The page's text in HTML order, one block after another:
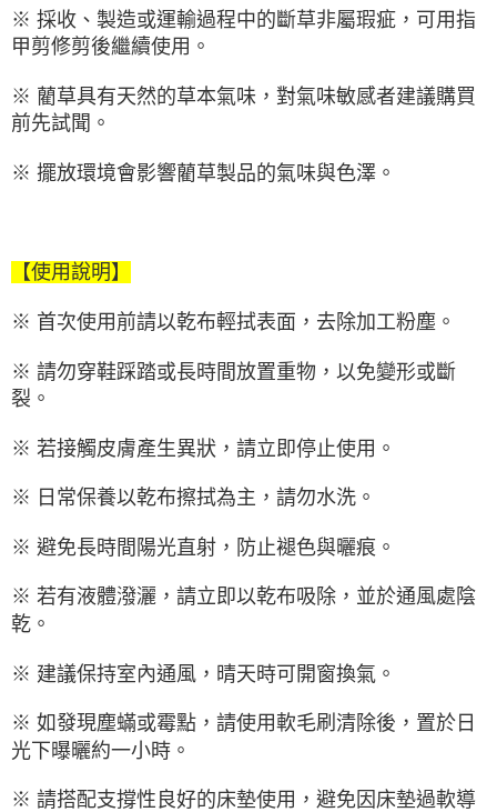
※ 採收、製造或運輸過程中的斷草非屬瑕疵，可用指
甲剪修剪後繼續使用。
※ 藺草具有天然的草本氣味，對氣味敏感者建議購買
前先試聞。
※ 擺放環境會影響藺草製品的氣味與色澤。
【使用說明】
※ 首次使用前請以乾布輕拭表面，去除加工粉塵。
※ 請勿穿鞋踩踏或長時間放置重物，以免變形或斷
裂。
※ 若接觸皮膚產生異狀，請立即停止使用。
※ 日常保養以乾布擦拭為主，請勿水洗。
※ 避免長時間陽光直射，防止褪色與曬痕。
※ 若有液體潑灑，請立即以乾布吸除，並於通風處陰
乾。
※ 建議保持室內通風，晴天時可開窗換氣。
※ 如發現塵蟎或霉點，請使用軟毛刷清除後，置於日
光下曝曬約一小時。
※ 請搭配支撐性良好的床墊使用，避免因床墊過軟導